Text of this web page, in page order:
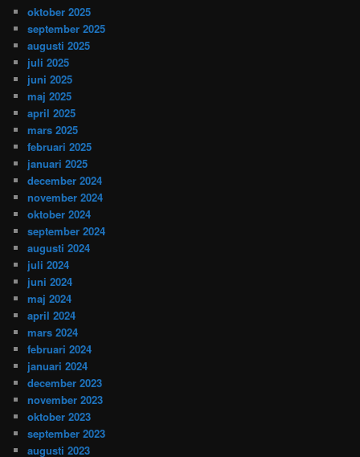
oktober 2025
september 2025
augusti 2025
juli 2025
juni 2025
maj 2025
april 2025
mars 2025
februari 2025
januari 2025
december 2024
november 2024
oktober 2024
september 2024
augusti 2024
juli 2024
juni 2024
maj 2024
april 2024
mars 2024
februari 2024
januari 2024
december 2023
november 2023
oktober 2023
september 2023
augusti 2023